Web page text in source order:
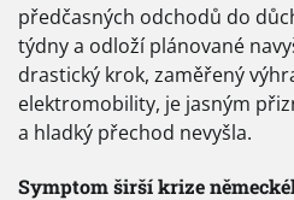
předčasných odchodů do
týdny a odloží plánované
drastický krok, zaměřený
elektromobility, je jasným
a hladký přechod nevyšla.
Symptom širší krize